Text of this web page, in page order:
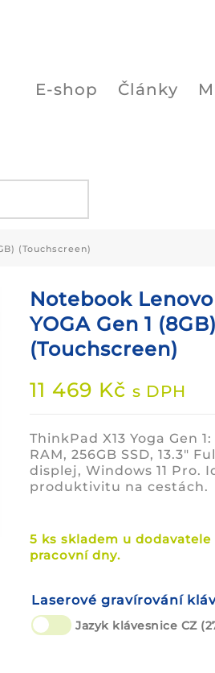
E-shop Články
(Touchscreen)
Notebook
YOGA Gen 1 (8GB)
(Touchscreen)
11 469 Kč s DPH
ThinkPad X13 Yoga Gen
RAM, 256GB SSD, 13.3″
displej, Windows 11 Pro.
produktivitu na cestách.
5 ks skladem u
pracovní dny.
Laserové gravírování
Jazyk klávesnice CZ